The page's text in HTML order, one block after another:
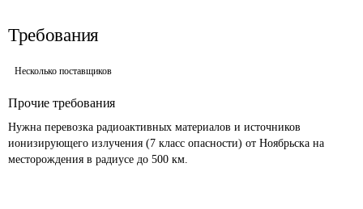
Требования
Несколько поставщиков
Прочие требования
Нужна перевозка радиоактивных материалов и источников
ионизирующего излучения (7 класс опасности) от Ноябрьска на
месторождения в радиусе до 500 км.